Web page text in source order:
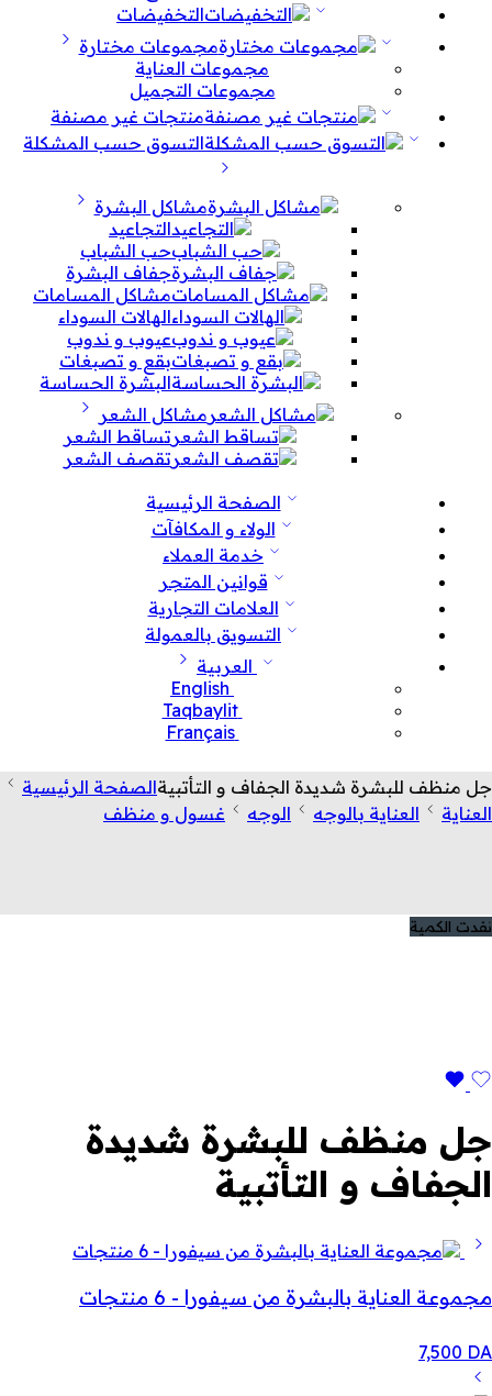
التخفيضات
مجموعات مختارة
مجموعات العناية
مجموعات التجميل
منتجات غير مصنفة
التسوق حسب المشكلة
مشاكل البشرة
التجاعيد
حب الشباب
جفاف البشرة
مشاكل المسامات
الهالات السوداء
عيوب و ندوب
بقع و تصبغات
البشرة الحساسة
مشاكل الشعر
تساقط الشعر
تقصف الشعر
الصفحة الرئيسية
الولاء و المكافآت
خدمة العملاء
قوانين المتجر
العلامات التجارية
التسويق بالعمولة
العربية
English
Taqbaylit
Français
جل منظف للبشرة شديدة الجفاف و التأتبيةالصفحة الرئيسية
العناية
العناية بالوجه الوجه غسول و منظف
نفدت الكمية
جل منظف للبشرة شديدة
الجفاف و التأتبية
مجموعة العناية بالبشرة من سيفورا - 6 منتجات
7,500 DA